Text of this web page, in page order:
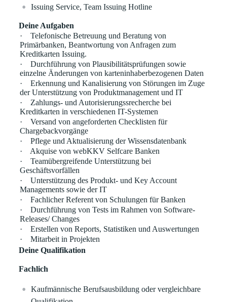
Issuing Service, Team Issuing Hotline
Deine Aufgaben
·
Telefonische Betreuung und Beratung von
Primärbanken, Beantwortung von Anfragen zum
Kreditkarten Issuing.
·
Durchführung von Plausibilitätsprüfungen sowie
einzelne Änderungen von karteninhaberbezogenen Daten
·
Erkennung und Kanalisierung von Störungen im Zuge
der Unterstützung von Produktmanagement und IT
·
Zahlungs- und Autorisierungssrecherche bei
Kreditkarten in verschiedenen IT-Systemen
·
Versand von angeforderten Checklisten für
Chargebackvorgänge
·
Pflege und Aktualisierung der Wissensdatenbank
·
Akquise von webKKV Selfcare Banken
·
Teamübergreifende Unterstützung bei
Geschäftsvorfällen
·
Unterstützung des Produkt- und Key Account
Managements sowie der IT
·
Fachlicher Referent von Schulungen für Banken
·
Durchführung von Tests im Rahmen von Software-
Releases/ Changes
·
Erstellen von Reports, Statistiken und Auswertungen
·
Mitarbeit in Projekten
Deine Qualifikation
Fachlich
Kaufmännische Berufsausbildung oder vergleichbare